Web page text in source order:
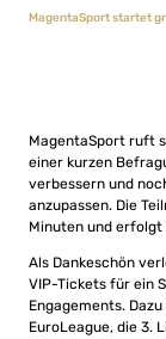
MagentaSport startet
MagentaSport ruft
einer kurzen
verbessern und
anzupassen. Die
Minuten und
Als Dankeschön
VIP-Tickets für ein
Engagements.
EuroLeague, die 3.